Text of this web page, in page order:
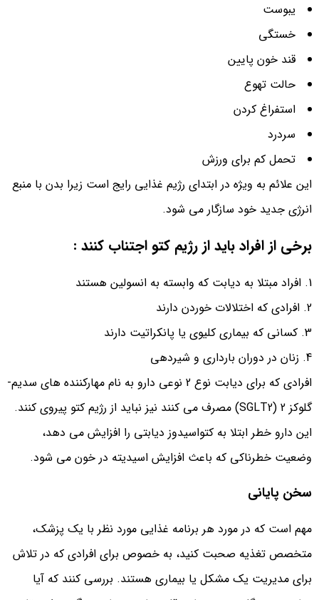
یبوست
خستگی
قند خون پایین
حالت تهوع
استفراغ کردن
سردرد
تحمل کم برای ورزش
این علائم به ویژه در ابتدای رژیم غذایی رایج است زیرا بدن با منبع
انرژی جدید خود سازگار می شود.
برخی از افراد باید از رژیم کتو اجتناب کنند :
افراد مبتلا به دیابت که وابسته به انسولین هستند
افرادی که اختلالات خوردن دارند
کسانی که بیماری کلیوی یا پانکراتیت دارند
زنان در دوران بارداری و شیردهی
افرادی که برای دیابت نوع 2 نوعی دارو به نام مهارکننده های سدیم-
گلوکز 2 (SGLT2) مصرف می کنند نیز نباید از رژیم کتو پیروی کنند.
این دارو خطر ابتلا به کتواسیدوز دیابتی را افزایش می دهد،
وضعیت خطرناکی که باعث افزایش اسیدیته در خون می شود.
سخن پایانی
مهم است که در مورد هر برنامه غذایی مورد نظر با یک پزشک،
متخصص تغذیه صحبت کنید، به خصوص برای افرادی که در تلاش
برای مدیریت یک مشکل یا بیماری هستند. بررسی کنند که آیا